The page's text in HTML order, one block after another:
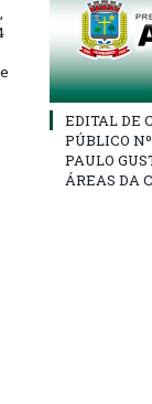
EDITAL DE
PÚBLICO
PAULO
ÁREAS DA